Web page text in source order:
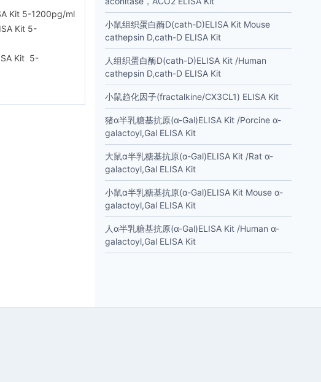
Kit 5-1200pg/ml
Kit 5-
Kit 5-
小鼠组织蛋白酶D(cath-D)ELISA Kit Mouse
cathepsin D,cath-D ELISA Kit
人组织蛋白酶D(cath-D)ELISA Kit /Human
cathepsin D,cath-D ELISA Kit
小鼠趋化因子(fractalkine/CX3CL1) ELISA Kit
猪α半乳糖基抗原(α-Gal)ELISA Kit /Porcine α-
galactoyl,Gal ELISA Kit
大鼠α半乳糖基抗原(α-Gal)ELISA Kit /Rat α-
galactoyl,Gal ELISA Kit
小鼠α半乳糖基抗原(α-Gal)ELISA Kit Mouse α-
galactoyl,Gal ELISA Kit
人α半乳糖基抗原(α-Gal)ELISA Kit /Human α-
galactoyl,Gal ELISA Kit